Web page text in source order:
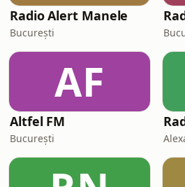
Radio Alert Manele
București
AF
Altfel FM
București